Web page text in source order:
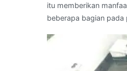
itu memberikan
beberapa bagian